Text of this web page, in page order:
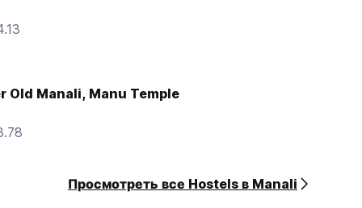
Old Manali, Manu Temple
Просмотреть все Hostels в Manali